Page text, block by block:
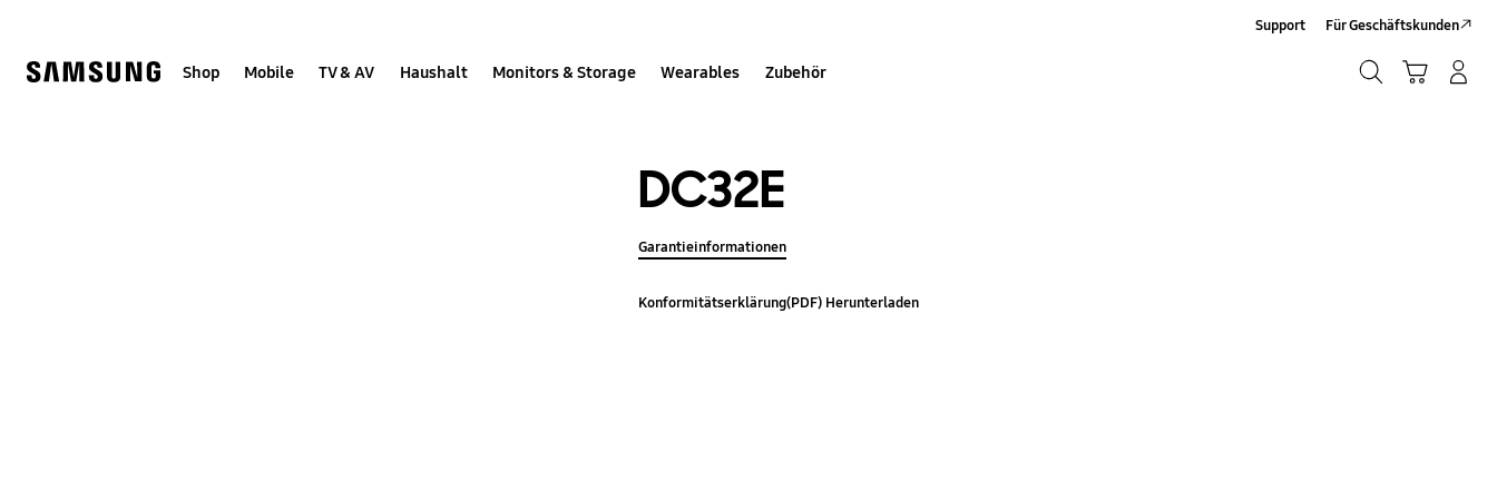
Shop Mobile TV & AV Haushalt Monitors & Storage Wearables Zubehör
Support Für Geschäftskunden
DC32E
Garantieinformationen
Konformitätserklärung(PDF) Herunterladen